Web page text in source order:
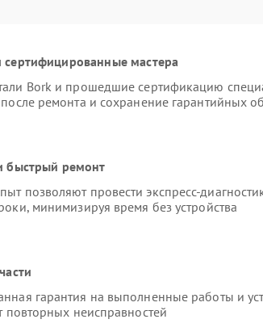
сертифицированные мастера
Bork и прошедшие сертификацию
ремонта и сохранение гарантийных
быстрый ремонт
позволяют провести экспресс-
минимизируя время без устройства
гарантия на выполненные работы и
повторных неисправностей